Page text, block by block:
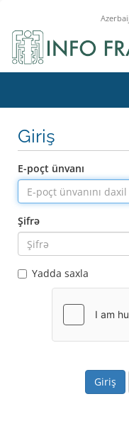
Giriş
E-poçt ünvanı
Şifrə
Yadda saxla